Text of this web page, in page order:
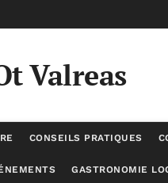
Valreas
CONSEILS PRATIQUES
GASTRONOMIE